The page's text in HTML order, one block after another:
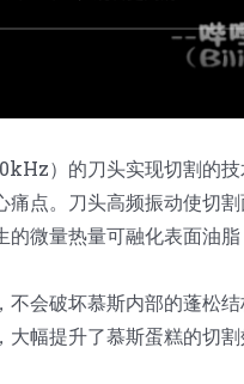
）的刀头实现切割的技
点。刀头高频振动使切
微量热量可融化表面油
会破坏慕斯内部的蓬松
幅提升了慕斯蛋糕的切割